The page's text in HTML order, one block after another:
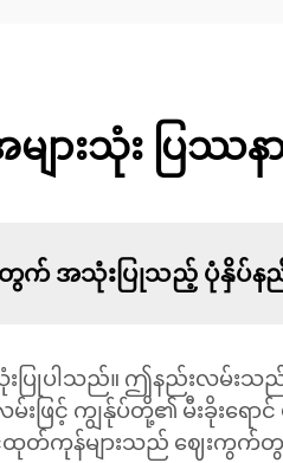
ျားသုံး ပြဿန
က် အသုံးပြုသည့် ပုံနှိပ်နည်
ြုပါသည်။ ဤနည်းလမ်းသည်
င့် ကျွန်ုပ်တို့၏ မီးခိုးရောင်
ထုတ်ကုန်များသည် ဈေးကွက်တွ